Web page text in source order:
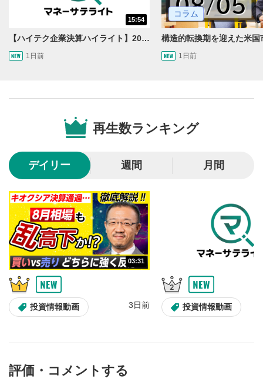
動画再生エリア
動画再生エリアをクリックすると、動画を再生または
一時停止します。
2
再生/一時停止
動画を再生または一時停止します。
10秒戻し/10秒送り
10秒、動画を巻き戻し/早送りします。
シークバー
再生位置を示しています。再生したい位置をクリック
するとその位置から動画が再生されます。
6
画質/再生速度の設定
画質の選択/再生速度の変更ができます。
7
音量調整
スライダーを上下すると音量が調整できます。
8
全画面表示
15:54
【ハイテク企業決算ハイライト】2027年分のメモリに売切れ報道!?＜米国マーケットダイジェスト8/5号＞
1日前
コラム
1日前
再生数ランキング
デイリー 週間 月間
03:31
投資情報動画 3日前 投資情報動画
評価・コメントする